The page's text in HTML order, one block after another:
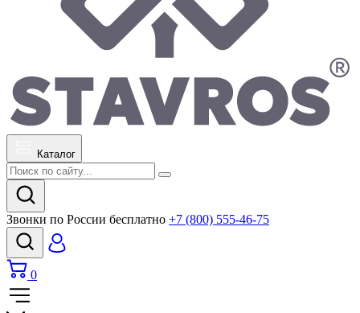
Каталог
Звонки по России бесплатно +7 (800) 555-46-75
0